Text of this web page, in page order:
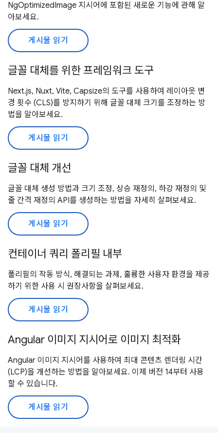
NgOptimizedImage 지시어에 포함된 새로운 기능에 관해 알
아보세요.
게시물 읽기
글꼴 대체를 위한 프레임워크 도구
Next.js, Nuxt, Vite, Capsize의 도구를 사용하여 레이아웃 변
경 횟수 (CLS)를 방지하기 위해 글꼴 대체 크기를 조정하는 방
법을 알아보세요.
게시물 읽기
글꼴 대체 개선
글꼴 대체 생성 방법과 크기 조정, 상승 재정의, 하강 재정의 및
줄 간격 재정의 API를 생성하는 방법을 자세히 살펴보세요.
게시물 읽기
컨테이너 쿼리 폴리필 내부
폴리필의 작동 방식, 해결되는 과제, 훌륭한 사용자 환경을 제공
하기 위한 사용 시 권장사항을 살펴보세요.
게시물 읽기
Angular 이미지 지시어로 이미지 최적화
Angular 이미지 지시어를 사용하여 최대 콘텐츠 렌더링 시간
(LCP)을 개선하는 방법을 알아보세요. 이제 버전 14부터 사용
할 수 있습니다.
게시물 읽기